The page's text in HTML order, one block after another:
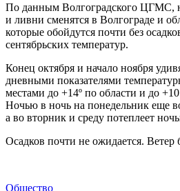
По данным Волгоградского ЦГМС,
и ливни сменятся в Волгограде и
которые обойдутся почти без
сентябрьских температур.
Конец октября и начало ноября
дневными показателями
местами до +14º по области и до
Ночью в ночь на понедельник еще
а во вторник и среду потеплеет
Осадков почти не ожидается.
Общество